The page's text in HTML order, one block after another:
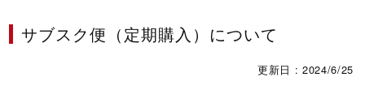
サブスク便（定期購入）について
更新日 : 2024/6/25